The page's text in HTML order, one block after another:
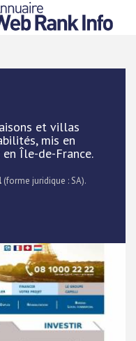
et villas
mis en
Île-de-France.
(forme juridique : SA).